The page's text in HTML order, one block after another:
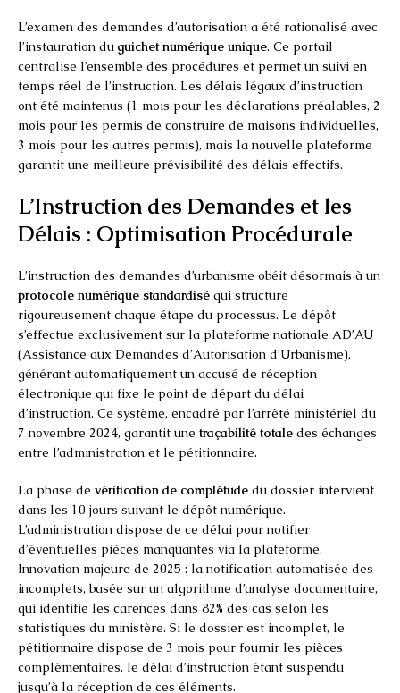
L’examen des demandes d’autorisation a été rationalisé avec
l’instauration du guichet numérique unique. Ce portail
centralise l’ensemble des procédures et permet un suivi en
temps réel de l’instruction. Les délais légaux d’instruction
ont été maintenus (1 mois pour les déclarations préalables, 2
mois pour les permis de construire de maisons individuelles,
3 mois pour les autres permis), mais la nouvelle plateforme
garantit une meilleure prévisibilité des délais effectifs.
L’Instruction des Demandes et les
Délais : Optimisation Procédurale
L’instruction des demandes d’urbanisme obéit désormais à un
protocole numérique standardisé qui structure
rigoureusement chaque étape du processus. Le dépôt
s’effectue exclusivement sur la plateforme nationale AD’AU
(Assistance aux Demandes d’Autorisation d’Urbanisme),
générant automatiquement un accusé de réception
électronique qui fixe le point de départ du délai
d’instruction. Ce système, encadré par l’arrêté ministériel du
7 novembre 2024, garantit une traçabilité totale des échanges
entre l’administration et le pétitionnaire.
La phase de vérification de complétude du dossier intervient
dans les 10 jours suivant le dépôt numérique.
L’administration dispose de ce délai pour notifier
d’éventuelles pièces manquantes via la plateforme.
Innovation majeure de 2025 : la notification automatisée des
incomplets, basée sur un algorithme d’analyse documentaire,
qui identifie les carences dans 82% des cas selon les
statistiques du ministère. Si le dossier est incomplet, le
pétitionnaire dispose de 3 mois pour fournir les pièces
complémentaires, le délai d’instruction étant suspendu
jusqu’à la réception de ces éléments.